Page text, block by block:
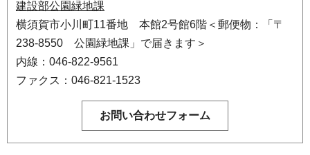
建設部公園緑地課
横須賀市小川町11番地 本館2号館6階＜郵便物：「〒
238-8550 公園緑地課」で届きます＞
内線：046-822-9561
ファクス：046-821-1523